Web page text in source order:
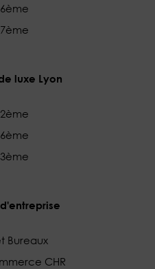
luxe Lyon
Bureaux
CHR